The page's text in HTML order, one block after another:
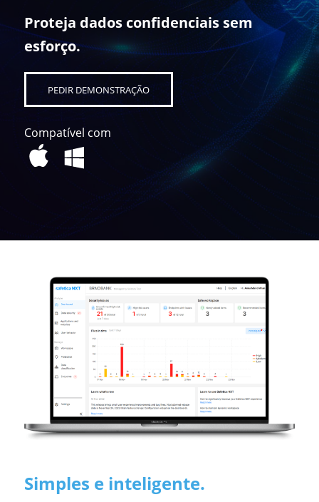
Proteja dados confidenciais sem
esforço.
PEDIR DEMONSTRAÇÃO
Compatível com
Simples e inteligente.